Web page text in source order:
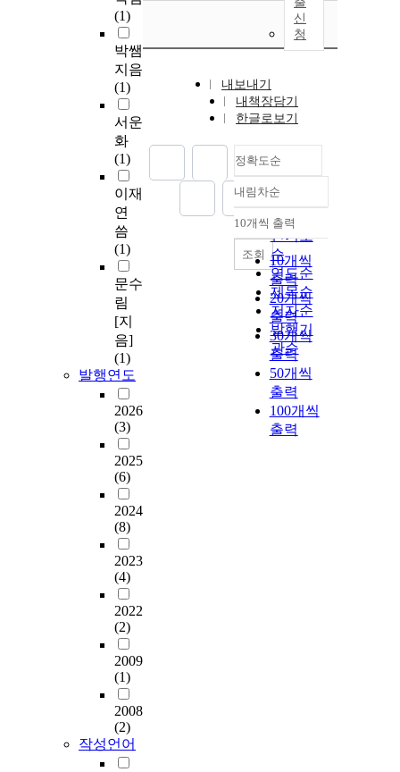
(1)
박쌤
지음
(1)
서운
화
(1)
이재
연
씀
(1)
문수
림
[지
음]
(1)
발행연도
2026
(3)
2025
(6)
2024
(8)
2023
(4)
2022
(2)
2009
(1)
2008
(2)
작성언어
신
청
내보내기
내책장담기
한글로보기
정확도순
정확도
순
인기도
순
연도순
제목순
저자순
발행기
관순
내림차순
내림차순
10개씩 출력
10개씩
출력
20개씩
출력
30개씩
출력
50개씩
출력
100개씩
출력
조회